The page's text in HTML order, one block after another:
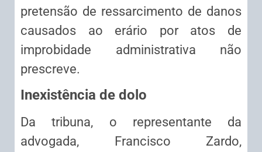
pretensão de ressarcimento de danos
causados ao erário por atos de
improbidade administrativa não
prescreve.
Inexistência de dolo
Da tribuna, o representante da
advogada, Francisco Zardo,